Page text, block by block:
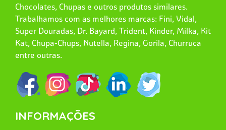
Chocolates, Chupas e outros produtos similares.
Trabalhamos com as melhores marcas: Fini, Vidal,
Super Douradas, Dr. Bayard, Trident, Kinder, Milka, Kit
Kat, Chupa-Chups, Nutella, Regina, Gorila, Churruca
entre outras.
INFORMAÇÕES